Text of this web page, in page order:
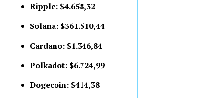
Ripple: $4.658,32
Solana: $361.510,44
Cardano: $1.346,84
Polkadot: $6.724,99
Dogecoin: $414,38